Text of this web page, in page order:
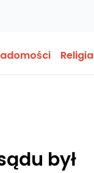
Religia
był